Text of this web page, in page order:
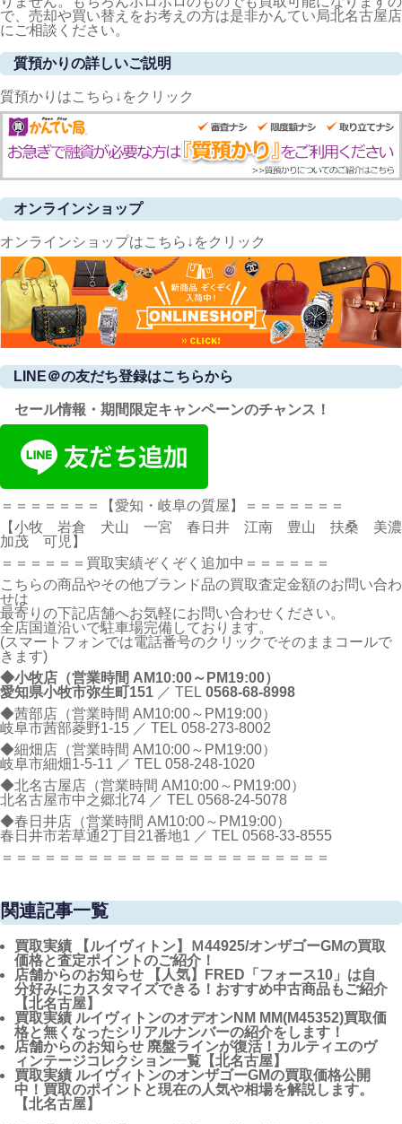
で、売却や買い替えをお考えの方は是非かんてい局北名古屋店
にご相談ください。
質預かりの詳しいご説明
質預かりはこちら↓をクリック
オンラインショップ
オンラインショップはこちら↓をクリック
LINE＠の友だち登録はこちらから
セール情報・期間限定キャンペーンのチャンス！
＝＝＝＝＝＝＝【愛知・岐阜の質屋】＝＝＝＝＝＝＝
【小牧 岩倉 犬山 一宮 春日井 江南 豊山 扶桑 美濃
加茂 可児】
＝＝＝＝＝＝買取実績ぞくぞく追加中＝＝＝＝＝＝
こちらの商品やその他ブランド品の買取査定金額のお問い合わ
せは
最寄りの下記店舗へお気軽にお問い合わせください。
全店国道沿いで駐車場完備しております。
(スマートフォンでは電話番号のクリックでそのままコールで
きます)
◆小牧店（営業時間 AM10:00～PM19:00）
愛知県小牧市弥生町151 ／ TEL 0568-68-8998
◆茜部店（営業時間 AM10:00～PM19:00）
岐阜市茜部菱野1-15 ／ TEL 058-273-8002
◆細畑店（営業時間 AM10:00～PM19:00）
岐阜市細畑1-5-11 ／ TEL 058-248-1020
◆北名古屋店（営業時間 AM10:00～PM19:00）
北名古屋市中之郷北74 ／ TEL 0568-24-5078
◆春日井店（営業時間 AM10:00～PM19:00）
春日井市若草通2丁目21番地1 ／ TEL 0568-33-8555
＝＝＝＝＝＝＝＝＝＝＝＝＝＝＝＝＝＝＝＝＝＝＝
関連記事一覧
買取実績 【ルイヴィトン】Ｍ44925/オンザゴーGMの買取
価格と査定ポイントのご紹介！
店舗からのお知らせ 【人気】FRED「フォース10」は自
分好みにカスタマイズできる！おすすめ中古商品もご紹介
【北名古屋】
買取実績 ルイヴィトンのオデオンNM MM(M45352)買取価
格と無くなったシリアルナンバーの紹介をします！
店舗からのお知らせ 廃盤ラインが復活！カルティエのヴ
ィンテージコレクション一覧【北名古屋】
買取実績 ルイヴィトンのオンザゴーGMの買取価格公開
中！買取のポイントと現在の人気や相場を解説します。
【北名古屋】